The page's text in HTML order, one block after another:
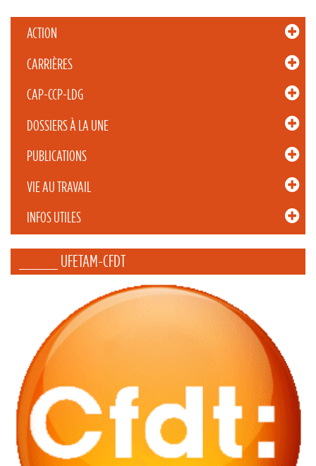
ACTION
CARRIÈRES
CAP-CCP-LDG
DOSSIERS À LA UNE
PUBLICATIONS
VIE AU TRAVAIL
INFOS UTILES
_____ UFETAM-CFDT